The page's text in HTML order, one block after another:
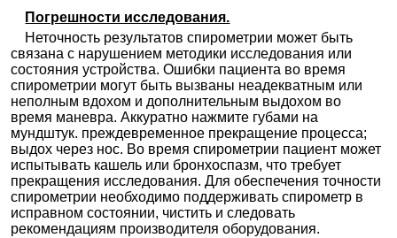
+7(843..показать
1900₽ Запись
Ещё клиник -2447.Используйте фильтры
Погрешности исследования.
Неточность результатов спирометрии может быть
связана с нарушением методики исследования или
состояния устройства. Ошибки пациента во время
спирометрии могут быть вызваны неадекватным или
неполным вдохом и дополнительным выдохом во
время маневра. Аккуратно нажмите губами на
мундштук. преждевременное прекращение процесса;
выдох через нос. Во время спирометрии пациент может
испытывать кашель или бронхоспазм, что требует
прекращения исследования. Для обеспечения точности
спирометрии необходимо поддерживать спирометр в
исправном состоянии, чистить и следовать
рекомендациям производителя оборудования.